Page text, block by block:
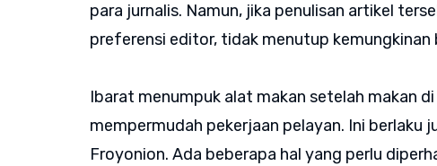
para jurnalis. Namun, jika penulisan artikel
preferensi editor, tidak menutup kemungkinan
Ibarat menumpuk alat makan setelah makan
mempermudah pekerjaan pelayan. Ini berlaku
Froyonion. Ada beberapa hal yang perlu